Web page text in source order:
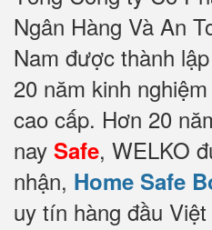
Ngân Hàng Và An
Nam được thành
20 năm kinh
cao cấp. Hơn 20
nay Safe, WELKO
nhận, Home Safe
uy tín hàng đầu